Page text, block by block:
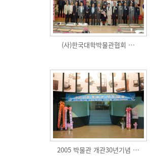
(사)한국대학박물관협회 …
2005 박물관 개관30년기념 …